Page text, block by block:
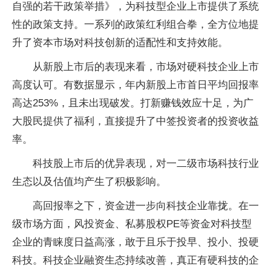
自强的若干政策举措》，为科技型企业上市提供了系统
性的政策支持。一系列的政策红利组合拳，全方位地提
升了资本市场对科技创新的适配性和支持效能。
从新股上市后的表现来看，市场对硬科技企业上市
高度认可。有数据显示，年内新股上市首日平均回报率
高达253%，且未出现破发。打新赚钱效应十足，为广
大股民提供了福利，直接提升了中签投资者的投资收益
率。
科技股上市后的优异表现，对一二级市场科技行业
生态以及估值均产生了积极影响。
高回报率之下，资金进一步向科技企业靠拢。在一
级市场方面，风投资金、私募股权PE等资金对科技型
企业的青睐度日益高涨，敢于且乐于投早、投小、投硬
科技。科技企业融资生态持续改善，真正有硬科技的企